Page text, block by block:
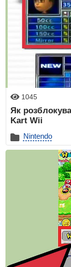
1045
Як
Kart Wii
Nintendo